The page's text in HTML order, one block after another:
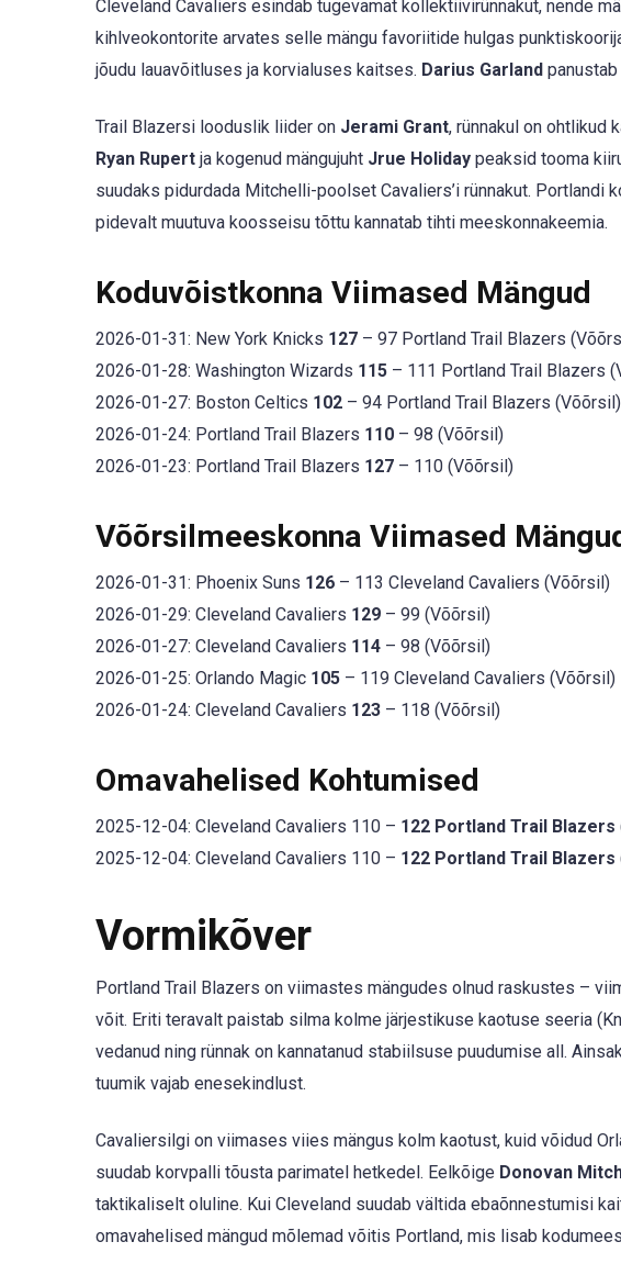
Cleveland Cavaliers esindab tugevamat kollektiivirünnakut, nende
kihlveokontorite arvates selle mängu favoriitide hulgas
jõudu lauavõitluses ja korvialuses kaitses. Darius Garland
Trail Blazersi looduslik liider on Jerami Grant, rünnakul on ohtlikud
Ryan Rupert ja kogenud mängujuht Jrue Holiday peaksid tooma
suudaks pidurdada Mitchelli-poolset Cavaliers’i rünnakut.
pidevalt muutuva koosseisu tõttu kannatab tihti meeskonnakeemia.
Koduvõistkonna Viimased Mängud
2026-01-31: New York Knicks 127 – 97 Portland Trail Blazers
2026-01-28: Washington Wizards 115 – 111 Portland Trail Blazers
2026-01-27: Boston Celtics 102 – 94 Portland Trail Blazers (Võõrsil)
2026-01-24: Portland Trail Blazers 110 – 98 (Võõrsil)
2026-01-23: Portland Trail Blazers 127 – 110 (Võõrsil)
Võõrsilmeeskonna Viimased
2026-01-31: Phoenix Suns 126 – 113 Cleveland Cavaliers (Võõrsil)
2026-01-29: Cleveland Cavaliers 129 – 99 (Võõrsil)
2026-01-27: Cleveland Cavaliers 114 – 98 (Võõrsil)
2026-01-25: Orlando Magic 105 – 119 Cleveland Cavaliers (Võõrsil)
2026-01-24: Cleveland Cavaliers 123 – 118 (Võõrsil)
Omavahelised Kohtumised
2025-12-04: Cleveland Cavaliers 110 – 122 Portland Trail Blazers
2025-12-04: Cleveland Cavaliers 110 – 122 Portland Trail Blazers
Vormikõver
Portland Trail Blazers on viimastes mängudes olnud raskustes –
võit. Eriti teravalt paistab silma kolme järjestikuse kaotuse seeria
vedanud ning rünnak on kannatanud stabiilsuse puudumise all.
tuumik vajab enesekindlust.
Cavaliersilgi on viimases viies mängus kolm kaotust, kuid võidud
suudab korvpalli tõusta parimatel hetkedel. Eelkõige Donovan
taktikaliselt oluline. Kui Cleveland suudab vältida ebaõnnestumisi
omavahelised mängud mõlemad võitis Portland, mis lisab